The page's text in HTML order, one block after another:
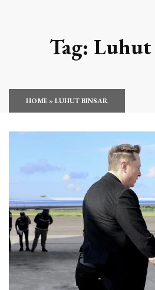
Tag: Luhut
HOME»LUHUT BINSAR